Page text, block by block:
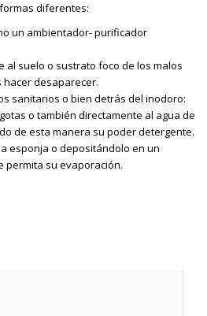
diferentes:
un ambientador- purificador
al suelo o sustrato foco de los malos
desaparecer.
sanitarios o bien detrás del inodoro:
o también directamente al agua de
de esta manera su poder detergente.
esponja o depositándolo en un
permita su evaporación.